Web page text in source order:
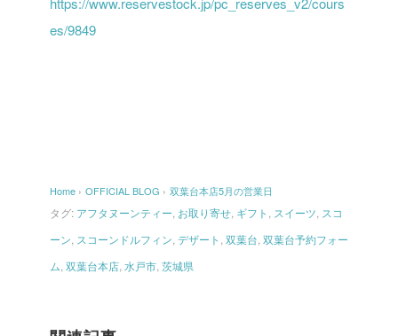
es/9849
Home › OFFICIAL BLOG › 双葉台本店5月の営業日
タグ: アフタヌーンティー お取り寄せ ギフト スイーツ スコ
ーン スコーンドルフィン デザート 双葉台 双葉台予約フォー
ム 双葉台本店 水戸市 茨城県